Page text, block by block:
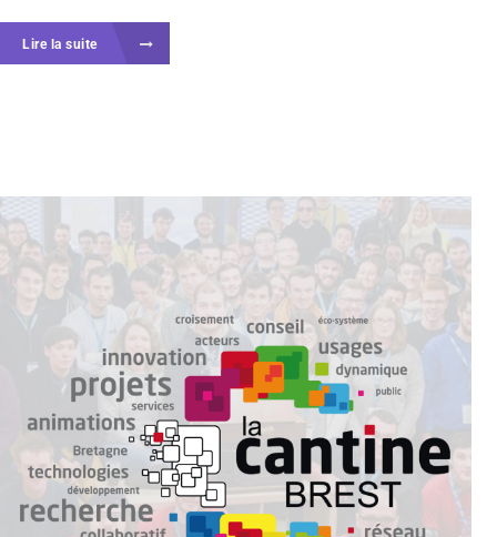
Lire la suite